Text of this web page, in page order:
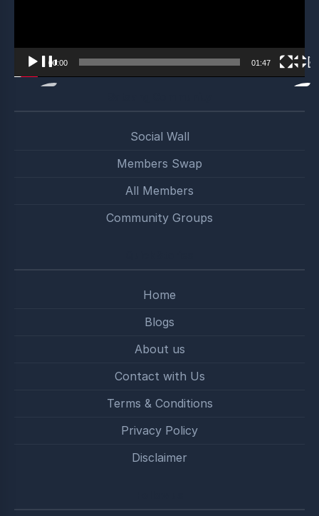
00:00 01:47
Social Wall
Members Swap
All Members
Community Groups
Home
Blogs
About us
Contact with Us
Terms & Conditions
Privacy Policy
Disclaimer